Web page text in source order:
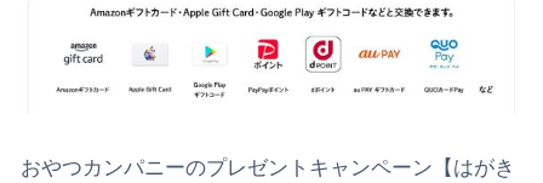
おやつカンパニーのプレゼントキャンペーン【はがき